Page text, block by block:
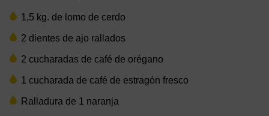
1,5 kg. de lomo de cerdo
2 dientes de ajo rallados
2 cucharadas de café de orégano
1 cucharada de café de estragón fresco
Ralladura de 1 naranja